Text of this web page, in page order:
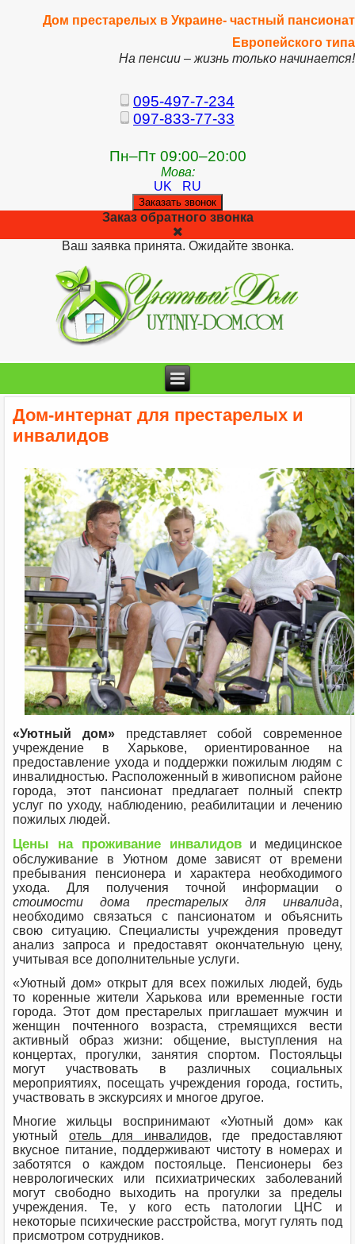
Дом престарелых в Украине- частный пансионат
Европейского типа
На пенсии – жизнь только начинается!
095-497-7-234
097-833-77-33
Пн–Пт 09:00–20:00
Мова:
UK
RU
Заказать звонок
Заказ обратного звонка
Ваш заявка принята. Ожидайте звонка.
Дом-интернат для престарелых и
инвалидов
«Уютный дом»представляет собой современное
учреждение в Харькове, ориентированное на
предоставление ухода и поддержки пожилым людям с
инвалидностью. Расположенный в живописном районе
города, этот пансионат предлагает полный спектр
услуг по уходу, наблюдению, реабилитации и лечению
пожилых людей.
Цены на проживание инвалидови медицинское
обслуживание в Уютном доме зависят от времени
пребывания пенсионера и характера необходимого
ухода. Для получения точной информации о
стоимости дома престарелых для инвалида,
необходимо связаться с пансионатом и объяснить
свою ситуацию. Специалисты учреждения проведут
анализ запроса и предоставят окончательную цену,
учитывая все дополнительные услуги.
«Уютный дом» открыт для всех пожилых людей, будь
то коренные жители Харькова или временные гости
города. Этот дом престарелых приглашает мужчин и
женщин почтенного возраста, стремящихся вести
активный образ жизни: общение, выступления на
концертах, прогулки, занятия спортом. Постояльцы
могут участвовать в различных социальных
мероприятиях, посещать учреждения города, гостить,
участвовать в экскурсиях и многое другое.
Многие жильцы воспринимают «Уютный дом» как
уютный отель для инвалидов, где предоставляют
вкусное питание, поддерживают чистоту в номерах и
заботятся о каждом постояльце. Пенсионеры без
неврологических или психиатрических заболеваний
могут свободно выходить на прогулки за пределы
учреждения. Те, у кого есть патологии ЦНС и
некоторые психические расстройства, могут гулять под
присмотром сотрудников.